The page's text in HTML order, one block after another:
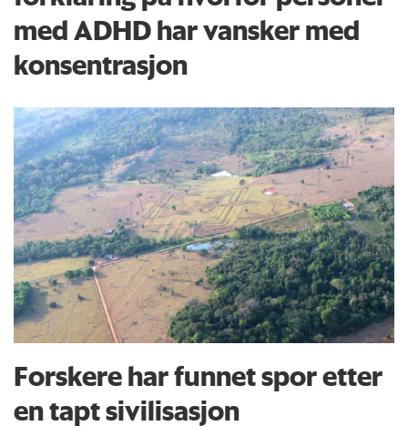
med ADHD har vansker med
konsentrasjon
Forskere har funnet spor etter
en tapt sivilisasjon